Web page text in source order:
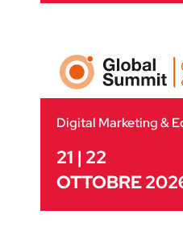
Digital Marketing &
21 | 22
OTTOBRE